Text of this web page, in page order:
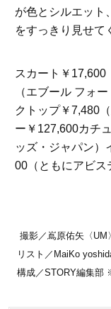
が色とシルエット
をすっきり見せて
スカート￥17,600
（エブール フォ
クトップ￥7,480
ー￥127,600カチ
ッズ・ジャパン）
00（ともにアビス
撮影／嶌原佑矢〈UM
リスト／MaiKo
構成／STORY編集部